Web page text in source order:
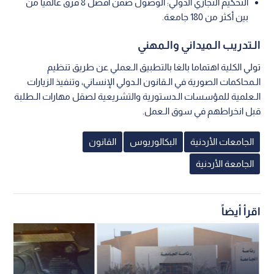
بين أكثر من 180 جامعة.
الـتدريب الـميداني والـمهني
تولي الكلية اهتماما بالغا بالتطبيق الـعملي عن طريق تنظيم
الـمحاكمات الصورية في الـقانون الـدولي الإنساني، وتنفيذ الزيارات
الـعلمية للمؤسسات الـدستورية والتشريعية لصقل مهارات الـطلبة
قبل انخراطهم في سوق الـعمل.
الجامعات الأردنية البكالوريوس القانون
الجامعة الأردنية
اقرأ أيضاً